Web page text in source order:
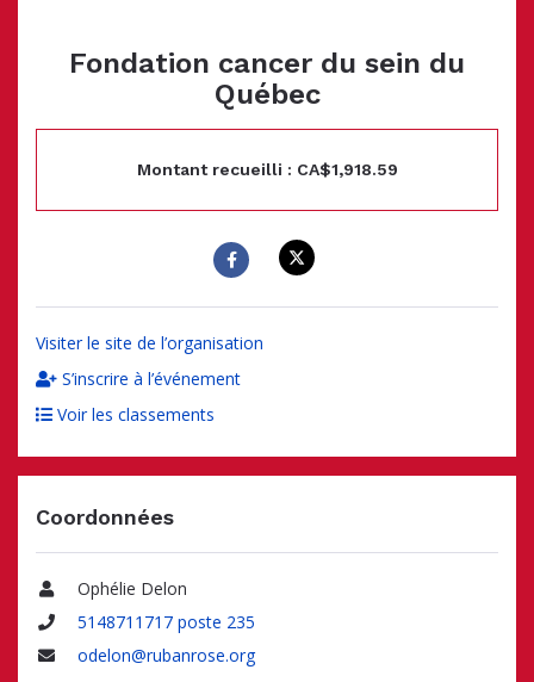
Fondation cancer du sein du
Québec
Montant recueilli : CA$1,918.59
Visiter le site de l’organisation
S’inscrire à l’événement
Voir les classements
Coordonnées
Nom
Ophélie Delon
Téléphone
5148711717 poste 235
odelon@rubanrose.org